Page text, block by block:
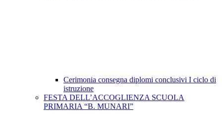
Cerimonia consegna diplomi conclusivi I ciclo di
istruzione
FESTA DELL’ACCOGLIENZA SCUOLA
PRIMARIA “B. MUNARI”